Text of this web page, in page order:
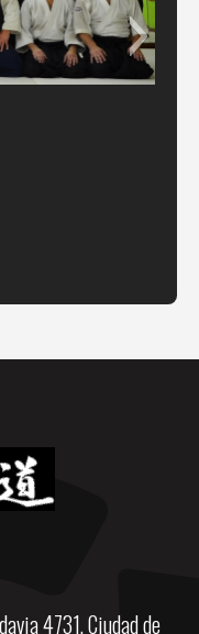
4731, Ciudad de